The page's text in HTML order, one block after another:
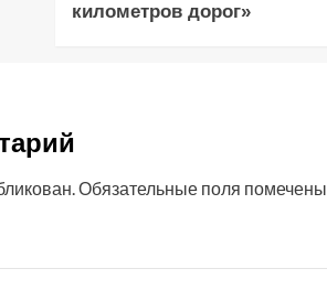
километров дорог»
Обязательные поля помечены